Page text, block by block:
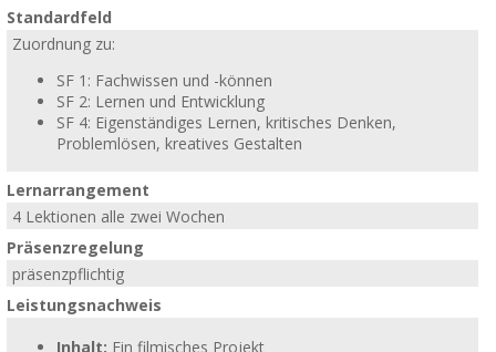
Standardfeld
Zuordnung zu:
SF 1: Fachwissen und -können
SF 2: Lernen und Entwicklung
SF 4: Eigenständiges Lernen, kritisches Denken,
Problemlösen, kreatives Gestalten
Lernarrangement
4 Lektionen alle zwei Wochen
Präsenzregelung
präsenzpflichtig
Leistungsnachweis
Inhalt: Ein filmisches Projekt